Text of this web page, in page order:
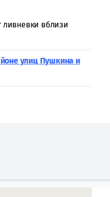
ливневки вблизи
улиц Пушкина и